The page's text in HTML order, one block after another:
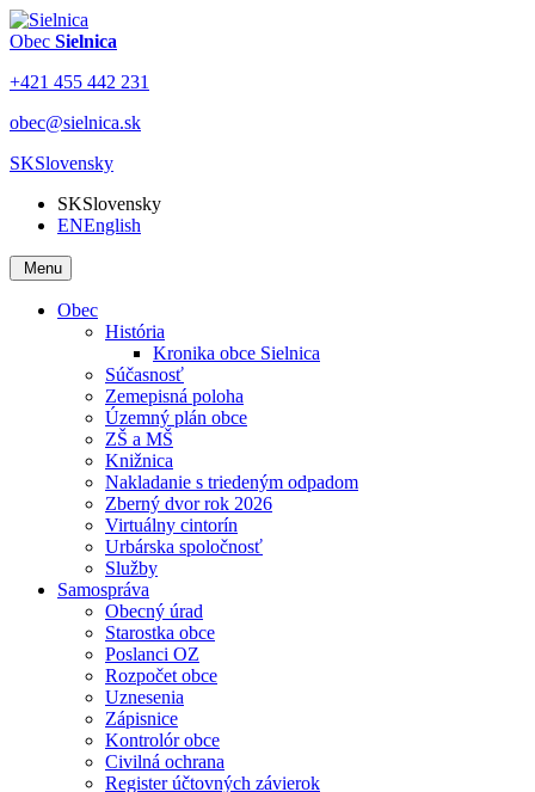
Obec Sielnica
+421 455 442 231
obec@sielnica.sk
SKSlovensky
SKSlovensky
ENEnglish
Menu
Obec
História
Kronika obce Sielnica
Súčasnosť
Zemepisná poloha
Územný plán obce
ZŠ a MŠ
Knižnica
Nakladanie s triedeným odpadom
Zberný dvor rok 2026
Virtuálny cintorín
Urbárska spoločnosť
Služby
Samospráva
Obecný úrad
Starostka obce
Poslanci OZ
Rozpočet obce
Uznesenia
Zápisnice
Kontrolór obce
Civilná ochrana
Register účtovných závierok